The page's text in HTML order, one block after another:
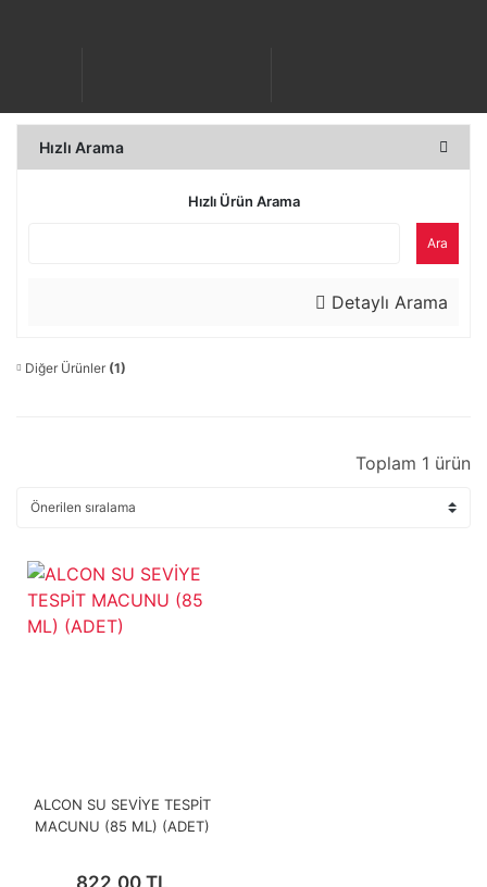
Hızlı Arama
Hızlı Ürün Arama
Ara
Detaylı Arama
Diğer Ürünler (1)
Toplam 1 ürün
ALCON SU SEVİYE TESPİT
MACUNU (85 ML) (ADET)
822,00 TL